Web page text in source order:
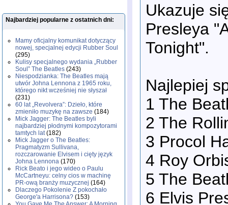
Najbardziej popularne z ostatnich dni:
Mamy oficjalny komunikat dotyczący
nowej, specjalnej edycji Rubber Soul
(295)
Kulisy specjalnego wydania „Rubber
Soul” The Beatles (243)
Niespodzianka: The Beatles mają
utwór Johna Lennona z 1965 roku,
którego nikt wcześniej nie słyszał
(231)
60 lat „Revolvera”: Dzieło, które
zmieniło muzykę na zawsze (184)
Mick Jagger: The Beatles byli
najbardziej płodnymi kompozytorami
tamtych lat(182)
Mick Jagger o The Beatles:
Pragmatyzm Sullivana,
rozczarowanie Elvisem i cięty język
Johna Lennona (170)
Rick Beato i jego wideo o Paulu
McCartneyu: celny cios w machinę
PR-ową branży muzycznej (164)
Dlaczego Pokolenie Z pokochało
George'a Harrisona? (153)
Ukazuje
Presleya
Tonight".
Najlepiej
1 The
2 The
3 Procol
4 Roy
5 The
6 Elvis